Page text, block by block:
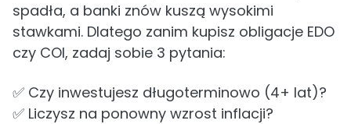
spadła, a banki znów kuszą wysokimi
stawkami. Dlatego zanim kupisz obligacje EDO
czy COI, zadaj sobie 3 pytania:
✅ Czy inwestujesz długoterminowo (4+ lat)?
✅ Liczysz na ponowny wzrost inflacji?